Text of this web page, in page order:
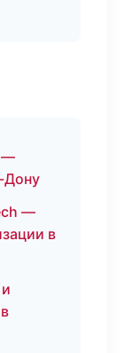
—
Дону
—
в